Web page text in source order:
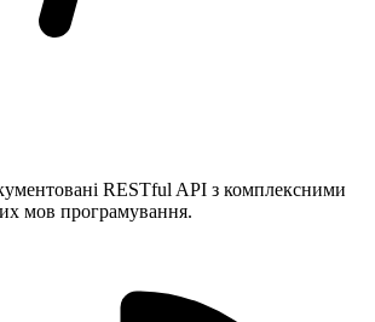
RESTful API з комплексними
мов програмування.